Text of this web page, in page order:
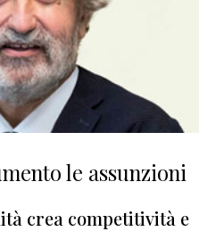
le assunzioni
crea competitività e